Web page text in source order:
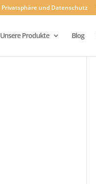
Privatsphäre und Datenschutz
Unsere Produkte Blog